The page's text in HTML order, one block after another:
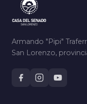
Armando "Pipi"
San Lorenzo,